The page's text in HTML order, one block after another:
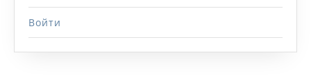
Войти